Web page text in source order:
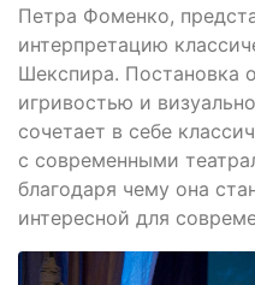
Петра Фоменко,
интерпретацию
Шекспира. Постановка
игривостью и
сочетает в себе
с современными
благодаря чему она
интересной для